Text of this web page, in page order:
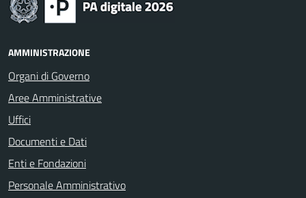
AMMINISTRAZIONE
Organi di Governo
Aree Amministrative
Uffici
Documenti e Dati
Enti e Fondazioni
Personale Amministrativo